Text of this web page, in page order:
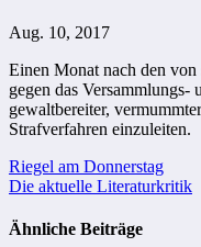
Aug. 10, 2017
Einen Monat nach den von
gegen das
gewaltbereiter,
Strafverfahren einzuleiten.
Riegel am Donnerstag
Die aktuelle Literaturkritik
Ähnliche Beiträge